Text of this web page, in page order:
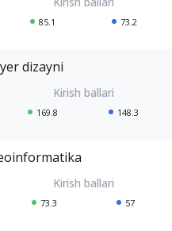
85.1 73.2
dizayni
169.8 148.3
73.3 57